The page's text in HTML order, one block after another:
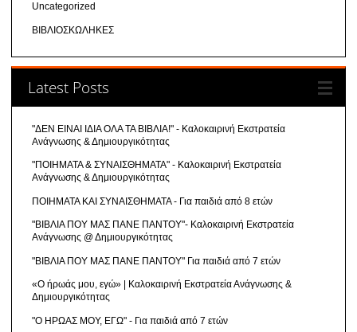
Uncategorized
ΒΙΒΛΙΟΣΚΩΛΗΚΕΣ
Latest Posts
"ΔΕΝ ΕΙΝΑΙ ΙΔΙΑ ΟΛΑ ΤΑ ΒΙΒΛΙΑ!" - Καλοκαιρινή Εκστρατεία
Ανάγνωσης & Δημιουργικότητας
"ΠΟΙΗΜΑΤΑ & ΣΥΝΑΙΣΘΗΜΑΤΑ" - Καλοκαιρινή Εκστρατεία
Ανάγνωσης & Δημιουργικότητας
ΠΟΙΗΜΑΤΑ ΚΑΙ ΣΥΝΑΙΣΘΗΜΑΤΑ - Για παιδιά από 8 ετών
"ΒΙΒΛΙΑ ΠΟΥ ΜΑΣ ΠΑΝΕ ΠΑΝΤΟΥ"- Καλοκαιρινή Εκστρατεία
Ανάγνωσης @ Δημιουργικότητας
"ΒΙΒΛΙΑ ΠΟΥ ΜΑΣ ΠΑΝΕ ΠΑΝΤΟΥ" Για παιδιά από 7 ετών
«Ο ήρωάς μου, εγώ» | Καλοκαιρινή Εκστρατεία Ανάγνωσης &
Δημιουργικότητας
"Ο ΗΡΩΑΣ ΜΟΥ, ΕΓΩ" - Για παιδιά από 7 ετών